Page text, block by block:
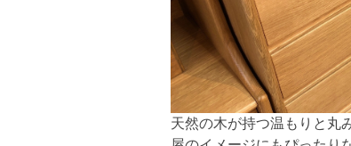
天然の木が持つ温もりと丸